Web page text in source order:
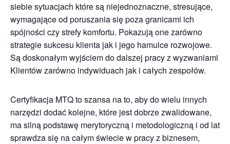
siebie sytuacjach które są niejednoznaczne, stresujące,
wymagające od poruszania się poza granicami ich
spójności czy strefy komfortu. Pokazują one zarówno
strategie sukcesu klienta jak i jego hamulce rozwojowe.
Są doskonałym wyjściem do dalszej pracy z wyzwaniami
Klientów zarówno indywiduach jak i całych zespołów.
Certyfikacja MTQ to szansa na to, aby do wielu innych
narzędzi dodać kolejne, które jest dobrze zwalidowane,
ma silną podstawę merytoryczną i metodologiczną i od lat
sprawdza się na całym świecie w pracy z biznesem,